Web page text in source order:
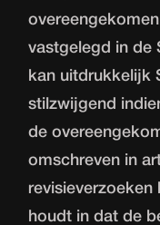
vastgelegd in de
kan uitdrukkelijk
stilzwijgend
de
omschreven in
houdt in dat de